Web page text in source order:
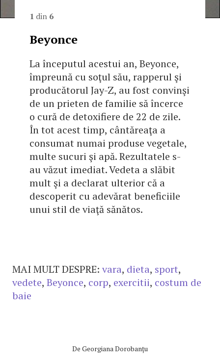
1 din 6
Beyonce
La începutul acestui an, Beyonce,
împreună cu soţul său, rapperul şi
producătorul Jay-Z, au fost convinşi
de un prieten de familie să încerce
o cură de detoxifiere de 22 de zile.
În tot acest timp, cântăreaţa a
consumat numai produse vegetale,
multe sucuri şi apă. Rezultatele s-
au văzut imediat. Vedeta a slăbit
mult şi a declarat ulterior că a
descoperit cu adevărat beneficiile
unui stil de viaţă sănătos.
MAI MULT DESPRE: vara, dieta, sport,
vedete, Beyonce, corp, exercitii, costum de
baie
De Georgiana Dorobanțu